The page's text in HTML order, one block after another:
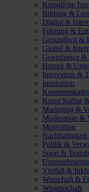
Künstliche
Bildung &
Digital &
Führung &
Gesundheit &
Global &
Governance &
Humor &
Innovation &
Inspiration
Kunst Kultur
Marketing &
Moderation &
Motivation
Politik &
Sport &
Vielfalt &
Wirtschaft &
Wissenschaft